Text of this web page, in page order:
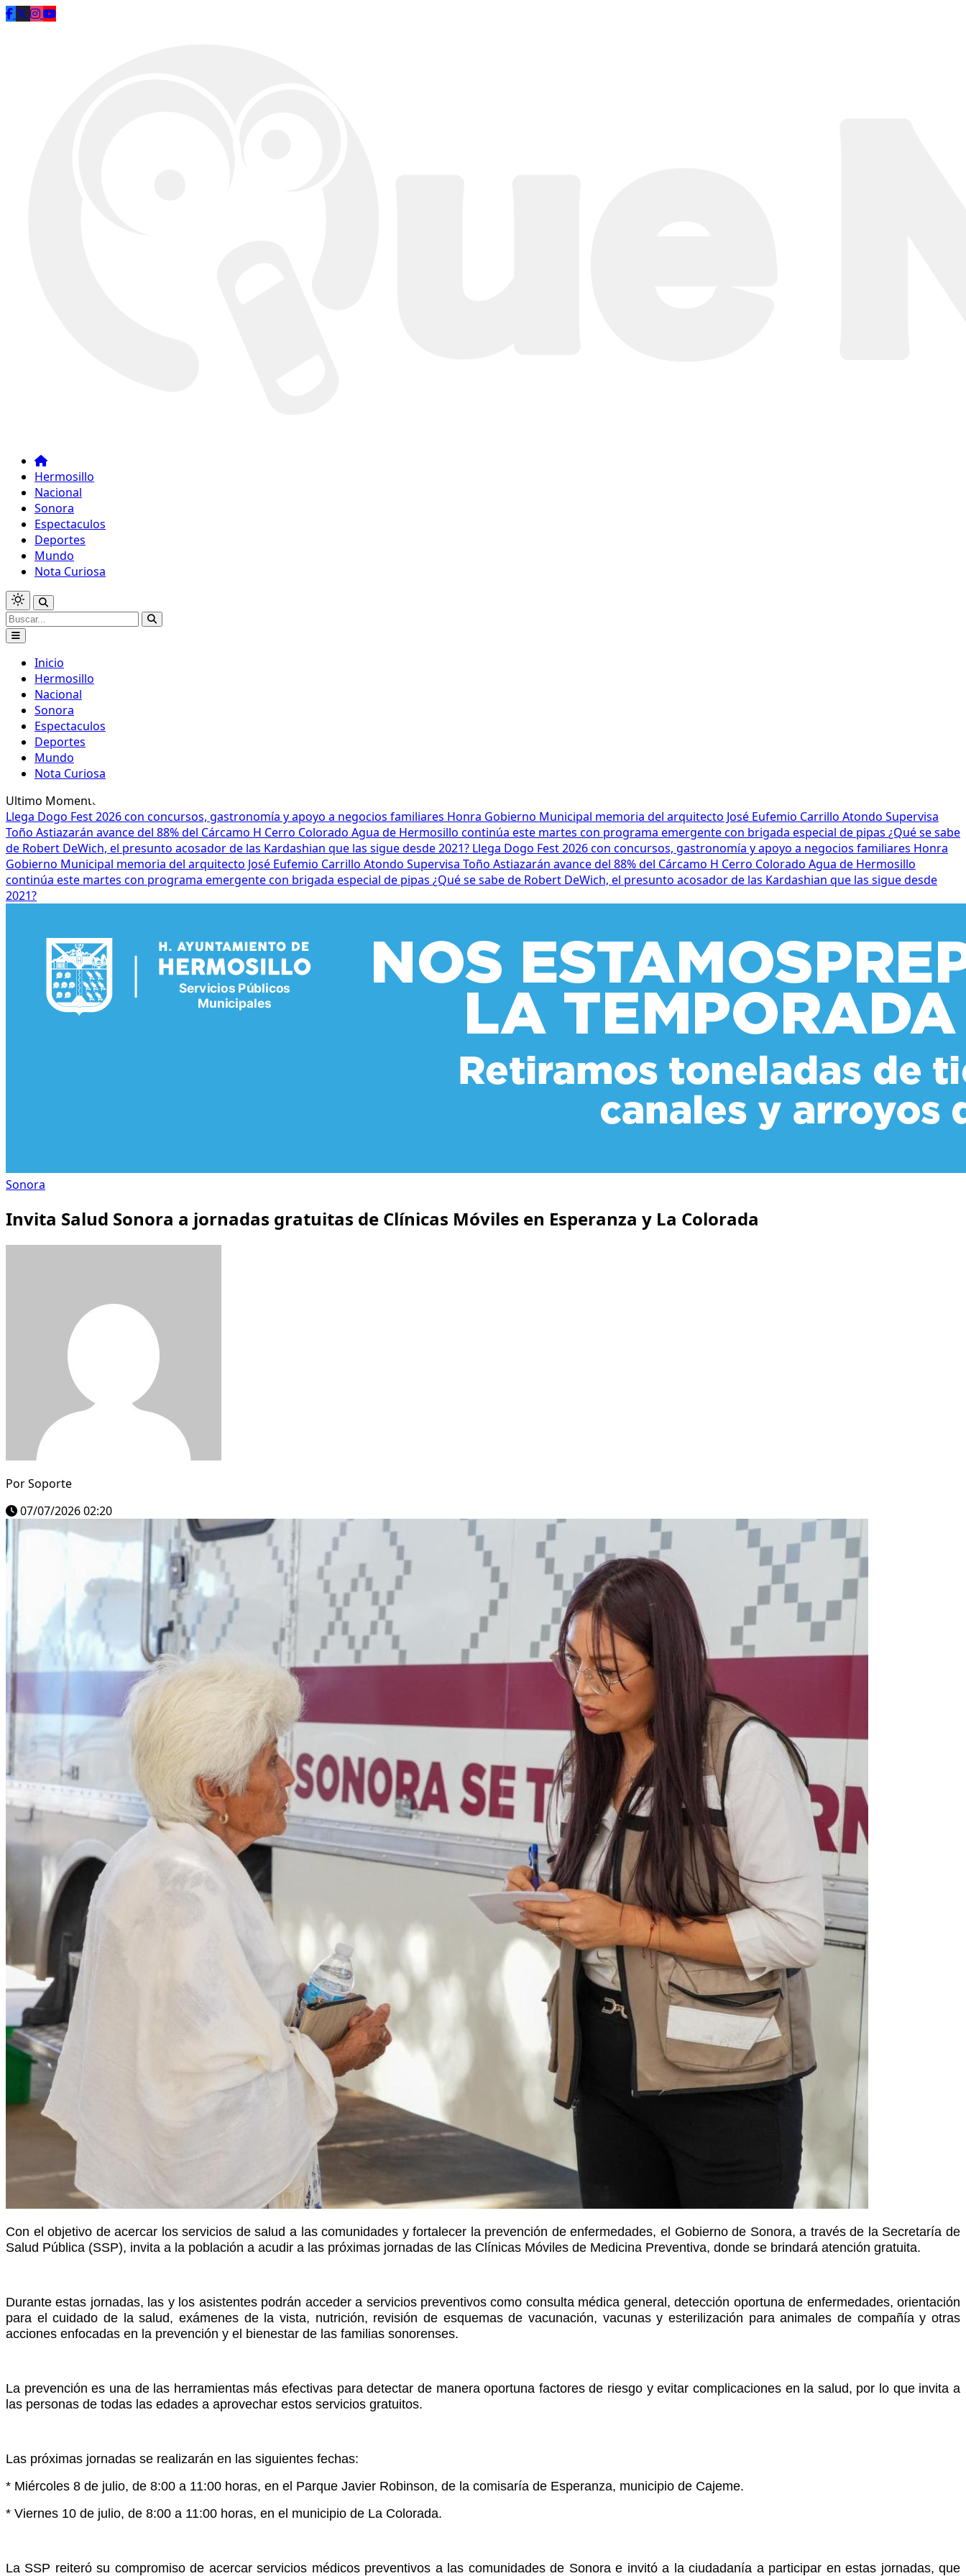
Saltar al contenido
Hermosillo
Nacional
Sonora
Espectaculos
Deportes
Mundo
Nota Curiosa
Inicio
Hermosillo
Nacional
Sonora
Espectaculos
Deportes
Mundo
Nota Curiosa
Ultimo Momento
Llega Dogo Fest 2026 con concursos, gastronomía y apoyo a negocios familiares Honra Gobierno Municipal memoria del arquitecto José Eufemio Carrillo Atondo Supervisa
Toño Astiazarán avance del 88% del Cárcamo H Cerro Colorado Agua de Hermosillo continúa este martes con programa emergente con brigada especial de pipas ¿Qué se sabe
de Robert DeWich, el presunto acosador de las Kardashian que las sigue desde 2021? Llega Dogo Fest 2026 con concursos, gastronomía y apoyo a negocios familiares Honra
Gobierno Municipal memoria del arquitecto José Eufemio Carrillo Atondo Supervisa Toño Astiazarán avance del 88% del Cárcamo H Cerro Colorado Agua de Hermosillo
continúa este martes con programa emergente con brigada especial de pipas ¿Qué se sabe de Robert DeWich, el presunto acosador de las Kardashian que las sigue desde
2021?
Sonora
Invita Salud Sonora a jornadas gratuitas de Clínicas Móviles en Esperanza y La Colorada
PorSoporte
07/07/2026 02:20
Con el objetivo de acercar los servicios de salud a las comunidades y fortalecer la prevención de enfermedades, el Gobierno de Sonora, a través de la Secretaría de
Salud Pública (SSP), invita a la población a acudir a las próximas jornadas de las Clínicas Móviles de Medicina Preventiva, donde se brindará atención gratuita.
Durante estas jornadas, las y los asistentes podrán acceder a servicios preventivos como consulta médica general, detección oportuna de enfermedades, orientación
para el cuidado de la salud, exámenes de la vista, nutrición, revisión de esquemas de vacunación, vacunas y esterilización para animales de compañía y otras
acciones enfocadas en la prevención y el bienestar de las familias sonorenses.
La prevención es una de las herramientas más efectivas para detectar de manera oportuna factores de riesgo y evitar complicaciones en la salud, por lo que invita a
las personas de todas las edades a aprovechar estos servicios gratuitos.
Las próximas jornadas se realizarán en las siguientes fechas:
* Miércoles 8 de julio, de 8:00 a 11:00 horas, en el Parque Javier Robinson, de la comisaría de Esperanza, municipio de Cajeme.
* Viernes 10 de julio, de 8:00 a 11:00 horas, en el municipio de La Colorada.
La SSP reiteró su compromiso de acercar servicios médicos preventivos a las comunidades de Sonora e invitó a la ciudadanía a participar en estas jornadas, que